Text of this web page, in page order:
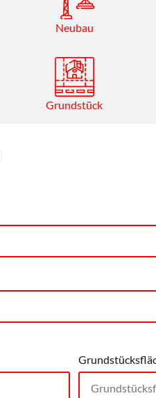
Neubau
Grundstück